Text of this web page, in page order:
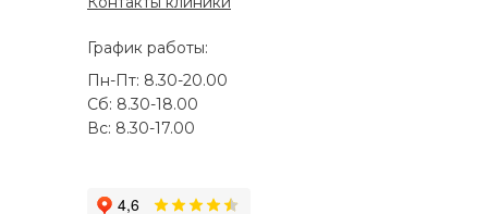
График работы:
Пн-Пт: 8.30-20.00
Сб: 8.30-18.00
Вс: 8.30-17.00